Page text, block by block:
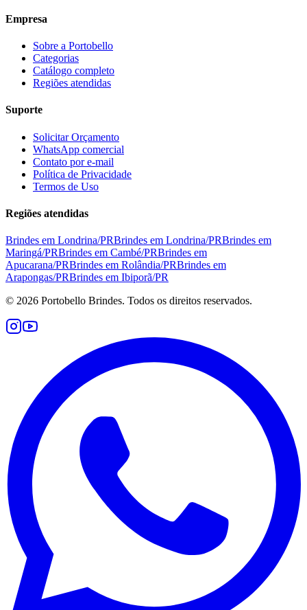
Empresa
Sobre a Portobello
Categorias
Catálogo completo
Regiões atendidas
Suporte
Solicitar Orçamento
WhatsApp comercial
Contato por e-mail
Política de Privacidade
Termos de Uso
Regiões atendidas
Brindes em Londrina/PRBrindes em Londrina/PRBrindes em
Maringá/PRBrindes em Cambé/PRBrindes em
Apucarana/PRBrindes em Rolândia/PRBrindes em
Arapongas/PRBrindes em Ibiporã/PR
© 2026 Portobello Brindes. Todos os direitos reservados.